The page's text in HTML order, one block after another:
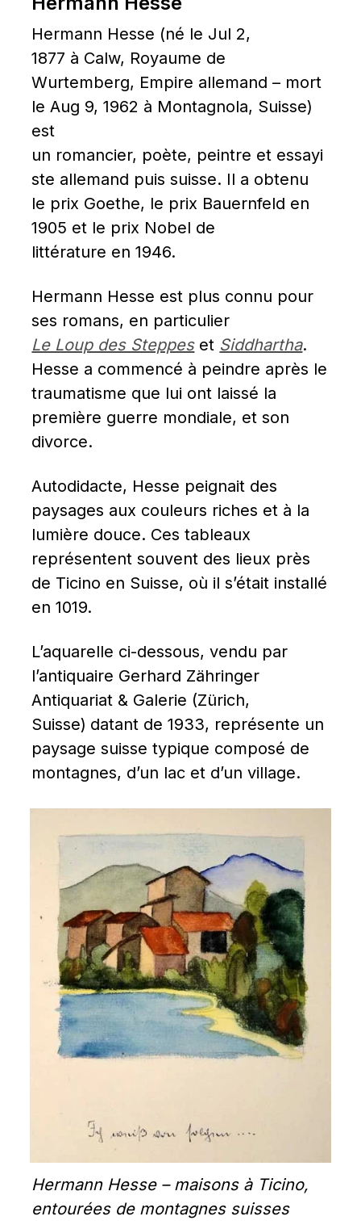
Hermann Hesse (né le Jul 2,
1877 à Calw, Royaume de
Wurtemberg, Empire allemand – mort
le Aug 9, 1962 à Montagnola, Suisse)
est
un romancier, poète, peintre et essayi
ste allemand puis suisse. Il a obtenu
le prix Goethe, le prix Bauernfeld en
1905 et le prix Nobel de
littérature en 1946.
Hermann Hesse est plus connu pour
ses romans, en particulier
Le Loup des Steppes et Siddhartha.
Hesse a commencé à peindre après le
traumatisme que lui ont laissé la
première guerre mondiale, et son
divorce.
Autodidacte, Hesse peignait des
paysages aux couleurs riches et à la
lumière douce. Ces tableaux
représentent souvent des lieux près
de Ticino en Suisse, où il s’était installé
en 1019.
L’aquarelle ci-dessous, vendu par
l’antiquaire Gerhard Zähringer
Antiquariat & Galerie (Zürich,
Suisse) datant de 1933, représente un
paysage suisse typique composé de
montagnes, d’un lac et d’un village.
Hermann Hesse – maisons à Ticino,
entourées de montagnes suisses